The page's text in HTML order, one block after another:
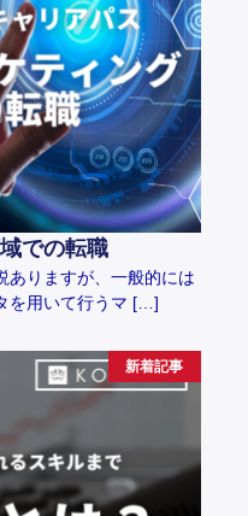
での転職
ありますが、一般的には
を用いて行うマ […]
新着記事